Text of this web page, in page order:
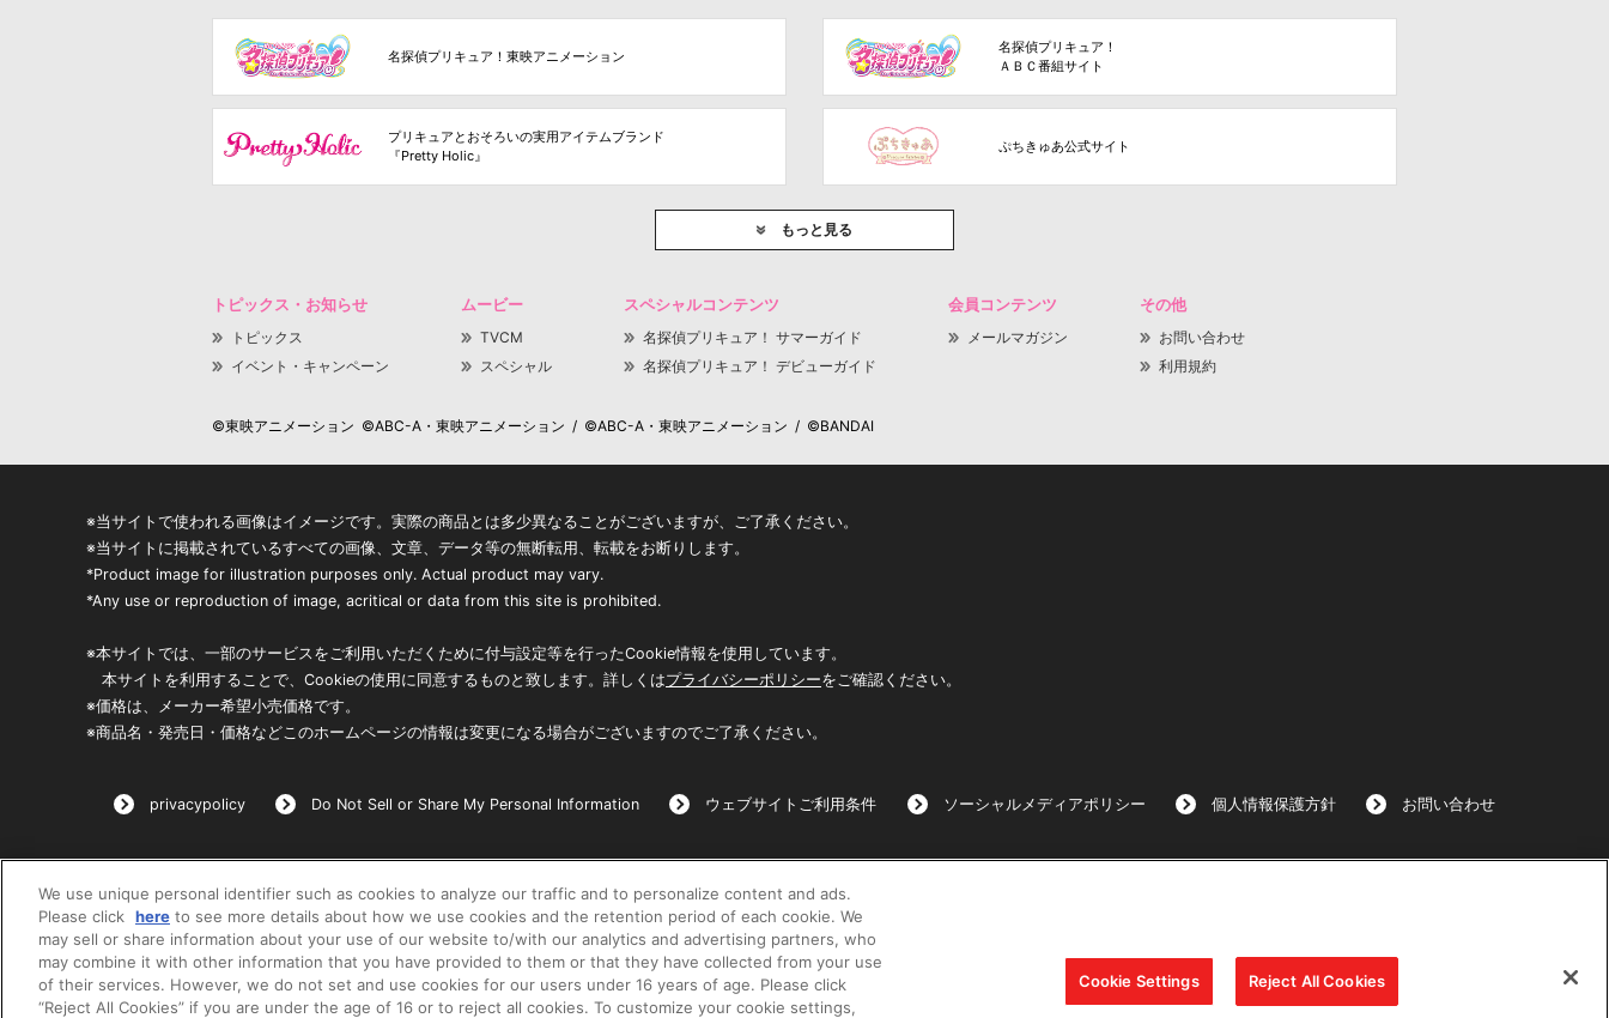
名探偵プリキュア！東映アニメーション
名探偵プリキュア！
ＡＢＣ番組サイト
プリキュアとおそろいの実用アイテムブランド
『Pretty Holic』
ぷちきゅあ公式サイト
もっと見る
トピックス・お知らせ
トピックス
イベント・キャンペーン
ムービー
TVCM
スペシャル
スペシャルコンテンツ
名探偵プリキュア！ サマーガイド
名探偵プリキュア！ デビューガイド
会員コンテンツ
メールマガジン
その他
お問い合わせ
利用規約
©東映アニメーション ©ABC-A・東映アニメーション / ©ABC-A・東映アニメーション / ©BANDAI
※当サイトで使われる画像はイメージです。実際の商品とは多少異なることがございますが、ご了承ください。
※当サイトに掲載されているすべての画像、文章、データ等の無断転用、転載をお断りします。
*Product image for illustration purposes only. Actual product may vary.
*Any use or reproduction of image, acritical or data from this site is prohibited.
※本サイトでは、一部のサービスをご利用いただくために付与設定等を行ったCookie情報を使用しています。
本サイトを利用することで、Cookieの使用に同意するものと致します。詳しくはプライバシーポリシーをご確認ください。
※価格は、メーカー希望小売価格です。
※商品名・発売日・価格などこのホームページの情報は変更になる場合がございますのでご了承ください。
privacypolicy Do Not Sell or Share My Personal Information ウェブサイトご利用条件 ソーシャルメディアポリシー 個人情報保護方針 お問い合わせ
©BANDAI
We use unique personal identifier such as cookies to analyze our traffic and to personalize content and ads.
Please click here to see more details about how we use cookies and the retention period of each cookie. We
may sell or share information about your use of our website to/with our analytics and advertising partners, who
may combine it with other information that you have provided to them or that they have collected from your use
of their services. However, we do not set and use cookies for our users under 16 years of age. Please click
“Reject All Cookies” if you are under the age of 16 or to reject all cookies. To customize your cookie settings,
Cookie Settings Reject All Cookies